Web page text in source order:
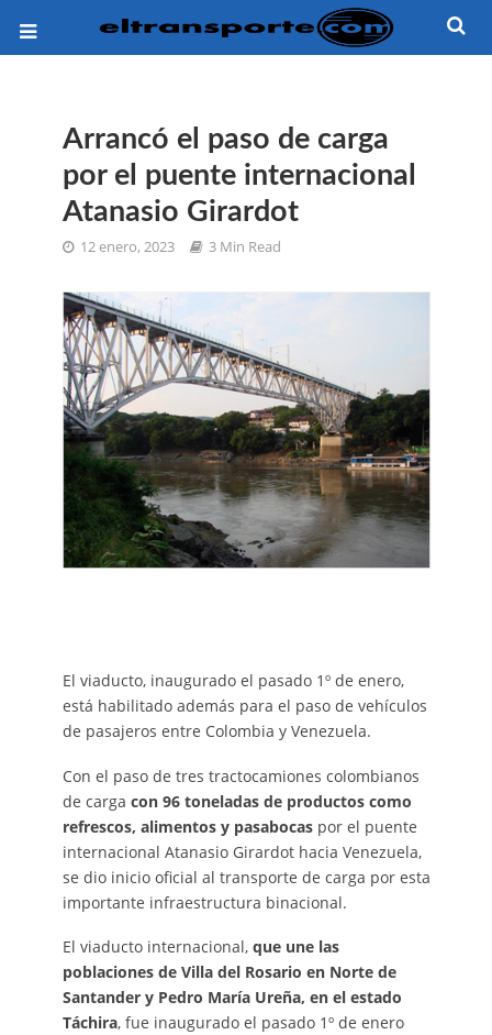
Arrancó el paso de carga
por el puente internacional
Atanasio Girardot
12 enero, 2023 3 Min Read
El viaducto, inaugurado el pasado 1º de enero,
está habilitado además para el paso de vehículos
de pasajeros entre Colombia y Venezuela.
Con el paso de tres tractocamiones colombianos
de carga con 96 toneladas de productos como
refrescos, alimentos y pasabocaspor el puente
internacional Atanasio Girardot hacia Venezuela,
se dio inicio oficial al transporte de carga por esta
importante infraestructura binacional.
El viaducto internacional, que une las
poblaciones de Villa del Rosario en Norte de
Santander y Pedro María Ureña, en el estado
Táchira, fue inaugurado el pasado 1º de enero